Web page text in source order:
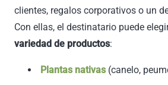
clientes, regalos corporativos o un
Con ellas, el destinatario puede
variedad de productos:
Plantas nativas(canelo,